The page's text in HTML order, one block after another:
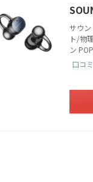
サウ
ト/物
ン
口コ